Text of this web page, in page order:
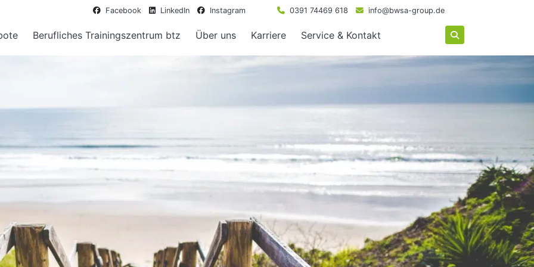
Facebook LinkedIn Instagram 0391 74469 618 info@bwsa-group.de
Berufliches Trainingszentrum btz Über uns Karriere Service & Kontakt